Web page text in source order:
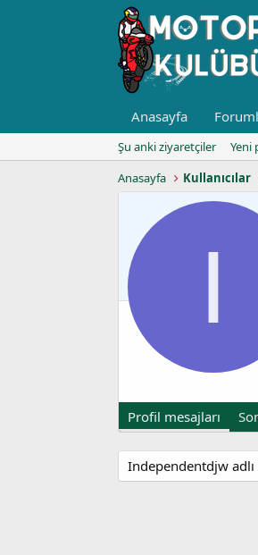
Anasayfa
Şu anki ziyaretçiler Yeni
Anasayfa
Kullanıcılar
I
Profil mesajları
Independentdjw adlı